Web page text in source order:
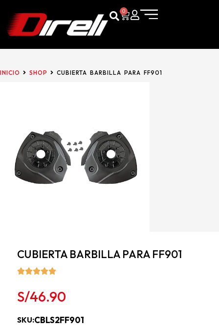
0
INICIO SHOP CUBIERTA BARBILLA PARA FF901
CUBIERTA BARBILLA PARA FF901
S/46.90
SKU:CBLS2FF901